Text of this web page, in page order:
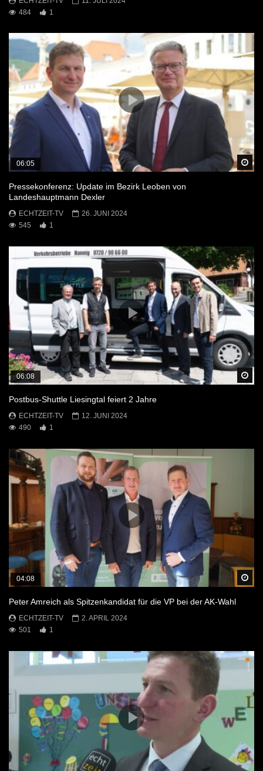
484
1
06:05
Pressekonferenz: Update im Bezirk Leoben von
Landeshauptmann Dexler
ECHTZEIT-TV
26. JUNI 2024
545
1
06:08
Postbus-Shuttle Liesingtal feiert 2 Jahre
ECHTZEIT-TV
12. JUNI 2024
490
1
04:08
Peter Amreich als Spitzenkandidat für die VP bei der AK-Wahl
ECHTZEIT-TV
2. APRIL 2024
501
1